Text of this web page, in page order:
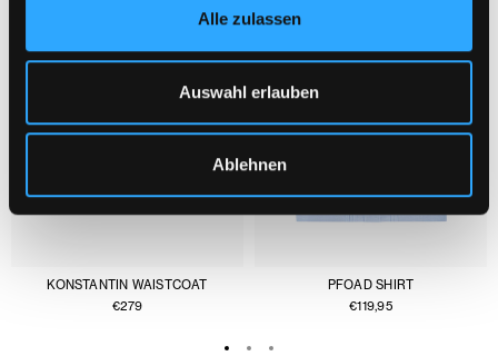
Alle zulassen
Auswahl erlauben
Ablehnen
KONSTANTIN WAISTCOAT
€279
PFOAD SHIRT
€119,95